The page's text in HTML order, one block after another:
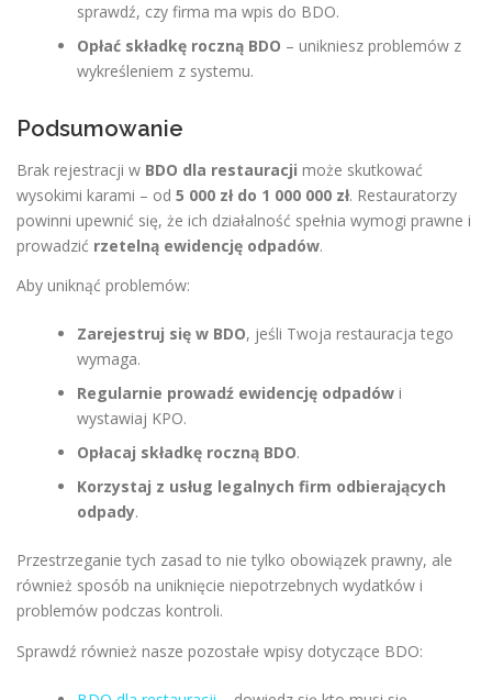
sprawdź, czy firma ma wpis do BDO.
Opłać składkę roczną BDO – unikniesz problemów z
wykreśleniem z systemu.
Podsumowanie
Brak rejestracji w BDO dla restauracji może skutkować
wysokimi karami – od 5 000 zł do 1 000 000 zł. Restauratorzy
powinni upewnić się, że ich działalność spełnia wymogi prawne i
prowadzić rzetelną ewidencję odpadów.
Aby uniknąć problemów:
Zarejestruj się w BDO, jeśli Twoja restauracja tego
wymaga.
Regularnie prowadź ewidencję odpadów i
wystawiaj KPO.
Opłacaj składkę roczną BDO.
Korzystaj z usług legalnych firm odbierających
odpady.
Przestrzeganie tych zasad to nie tylko obowiązek prawny, ale
również sposób na uniknięcie niepotrzebnych wydatków i
problemów podczas kontroli.
Sprawdź również nasze pozostałe wpisy dotyczące BDO: